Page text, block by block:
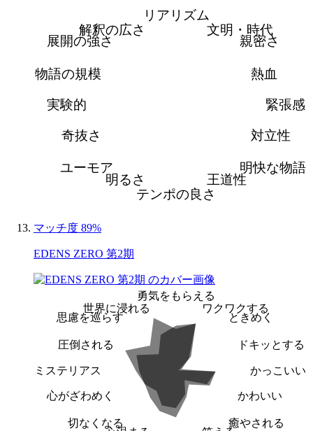
リアリズム
文明・時代
親密さ
熱血
緊張感
対立性
明快な物語
王道性
テンポの良さ
明るさ
ユーモア
奇抜さ
実験的
物語の規模
展開の強さ
解釈の広さ
マッチ度 89%
EDENS ZERO 第2期
勇気をもらえる
ワクワクする
ときめく
ドキッとする
かっこいい
かわいい
癒やされる
切なくなる
心がざわめく
ミステリアス
圧倒される
思慮を巡らす
世界に浸れる